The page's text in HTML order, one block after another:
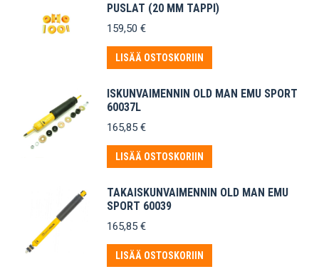
PUSLAT (20 MM TAPPI)
159,50 €
LISÄÄ OSTOSKORIIN
ISKUNVAIMENNIN OLD MAN EMU SPORT
60037L
165,85 €
LISÄÄ OSTOSKORIIN
TAKAISKUNVAIMENNIN OLD MAN EMU
SPORT 60039
165,85 €
LISÄÄ OSTOSKORIIN